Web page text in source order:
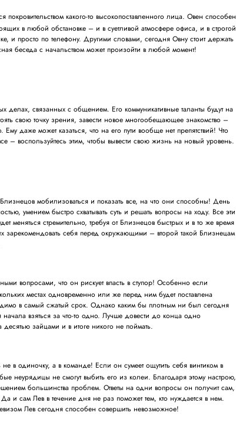
покровительством какого-то высокопоставленного лица. Овен способен
в любой обстановке – и в суетливой атмосфере офиса, и в строгой
и просто по телефону. Другими словами, сегодня Овну стоит держать
беседа с начальством может произойти в любой момент!
делах, связанных с общением. Его коммуникативные таланты будут на
свою точку зрения, завести новое многообещающее знакомство –
Ему даже может казаться, что на его пути вообще нет препятствий! Что
– воспользуйтесь этим, чтобы вывести свою жизнь на новый уровень.
Близнецов мобилизоваться и показать все, на что они способны! День
умением быстро схватывать суть и решать вопросы на ходу. Все эти
меняться стремительно, требуя от Близнецов быстрых и в то же время
зарекомендовать себя перед окружающими – второй такой Близнецам
вопросами, что он рискует впасть в ступор! Особенно если
местах одновременно или же перед ним будет поставлена
в самый сжатый срок. Однако каким бы плотным ни был сегодня
начала взяться за что-то одно. Лучше довести до конца одно
зайцами и в итоге никого не поймать.
не в одиночку, а в команде! Если он сумеет ощутить себя винтиком в
неурядицы не смогут выбить его из колеи. Благодаря этому настрою,
большинства проблем. Ответы на одни вопросы он получит сам,
и сам Лев в течение дня не раз поможет тем, кто нуждается в нем.
Лев сегодня способен совершить невозможное!